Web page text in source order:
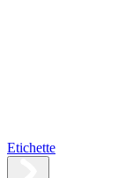
Etichette